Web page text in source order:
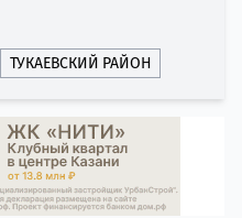
ТУКАЕВСКИЙ РАЙОН